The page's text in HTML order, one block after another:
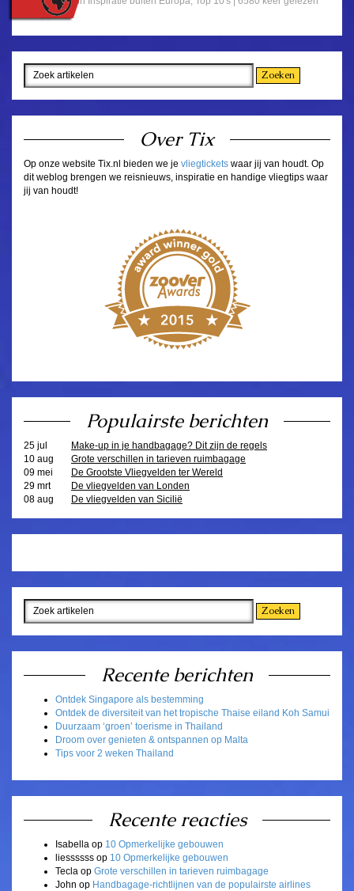
Over Tix
Op onze website Tix.nl bieden we je vliegtickets waar jij van houdt. Op
dit weblog brengen we reisnieuws, inspiratie en handige vliegtips waar
jij van houdt!
Populairste berichten
25 jul
Make-up in je handbagage? Dit zijn de regels
10 aug
Grote verschillen in tarieven ruimbagage
09 mei
De Grootste Vliegvelden ter Wereld
29 mrt
De vliegvelden van Londen
08 aug
De vliegvelden van Sicilië
Recente berichten
Ontdek Singapore als bestemming
Ontdek de diversiteit van het tropische Thaise eiland Koh Samui
Duurzaam ‘groen’ toerisme in Thailand
Droom over genieten & ontspannen op Malta
Tips voor 2 weken Thailand
Recente reacties
Isabella op 10 Opmerkelijke gebouwen
liessssss op 10 Opmerkelijke gebouwen
Tecla op Grote verschillen in tarieven ruimbagage
John op Handbagage-richtlijnen van de populairste airlines